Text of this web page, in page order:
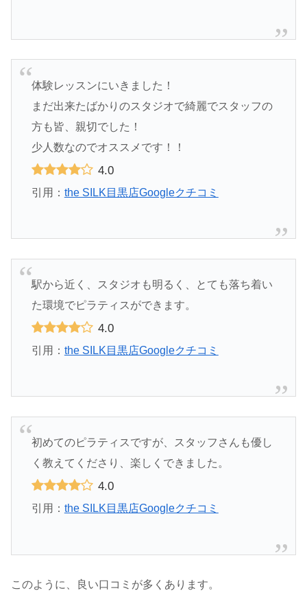
体験レッスンにいきました！
まだ出来たばかりのスタジオで綺麗でスタッフの
方も皆、親切でした！
少人数なのでオススメです！！
4.0
引用： the SILK目黒店Googleクチコミ
駅から近く、スタジオも明るく、とても落ち着い
た環境でピラティスができます。
4.0
引用： the SILK目黒店Googleクチコミ
初めてのピラティスですが、スタッフさんも優し
く教えてくださり、楽しくできました。
4.0
引用： the SILK目黒店Googleクチコミ
このように、良い口コミが多くあります。